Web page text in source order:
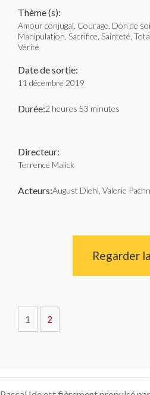
Thème (s):
Amour conjugal, Courage, Don de soi,
Manipulation, Sacrifice, Sainteté,
Vérité
Date de sortie:
11 décembre 2019
Durée:2 heures 53 minutes
Directeur:
Terrence Malick
Acteurs:August Diehl, Valerie
Regarder
1 2